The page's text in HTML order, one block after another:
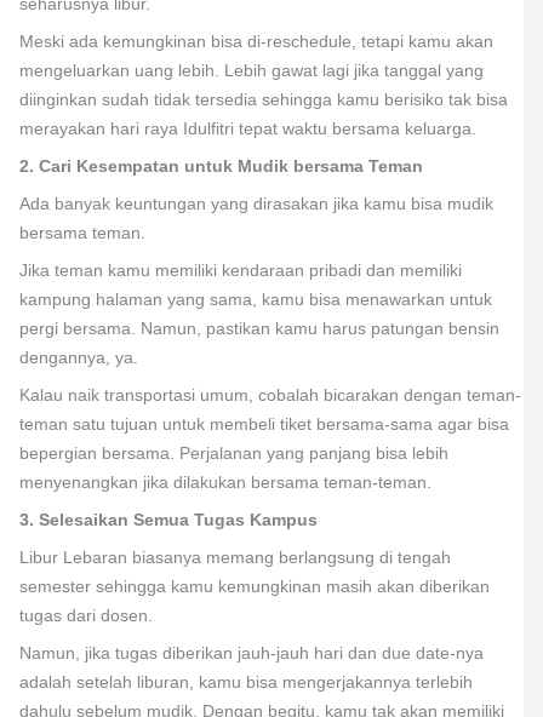
Meski ada kemungkinan bisa di-reschedule, tetapi kamu akan
mengeluarkan uang lebih. Lebih gawat lagi jika tanggal yang
diinginkan sudah tidak tersedia sehingga kamu berisiko tak bisa
merayakan hari raya Idulfitri tepat waktu bersama keluarga.
2. Cari Kesempatan untuk Mudik bersama Teman
Ada banyak keuntungan yang dirasakan jika kamu bisa mudik
bersama teman.
Jika teman kamu memiliki kendaraan pribadi dan memiliki
kampung halaman yang sama, kamu bisa menawarkan untuk
pergi bersama. Namun, pastikan kamu harus patungan bensin
dengannya, ya.
Kalau naik transportasi umum, cobalah bicarakan dengan teman-
teman satu tujuan untuk membeli tiket bersama-sama agar bisa
bepergian bersama. Perjalanan yang panjang bisa lebih
menyenangkan jika dilakukan bersama teman-teman.
3. Selesaikan Semua Tugas Kampus
Libur Lebaran biasanya memang berlangsung di tengah
semester sehingga kamu kemungkinan masih akan diberikan
tugas dari dosen.
Namun, jika tugas diberikan jauh-jauh hari dan due date-nya
adalah setelah liburan, kamu bisa mengerjakannya terlebih
dahulu sebelum mudik. Dengan begitu, kamu tak akan memiliki